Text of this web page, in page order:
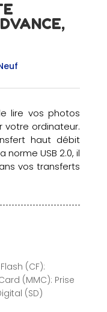
lire vos photos
votre ordinateur.
haut débit
norme USB 2.0, il
vos transferts
(CF):
(MMC): Prise
(SD)